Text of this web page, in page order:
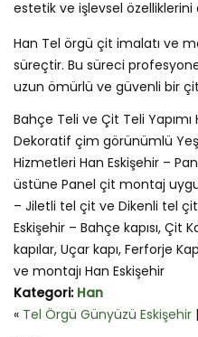
estetik ve işlevsel özelliklerini
Han Tel örgü çit imalatı ve
süreçtir. Bu süreci
uzun ömürlü ve güvenli bir
Bahçe Teli ve Çit Teli
Dekoratif çim görünümlü
Hizmetleri Han Eskişehir –
üstüne Panel çit montaj
– Jiletli tel çit ve Dikenli tel çit
Eskişehir – Bahçe kapısı, Çit
kapılar, Uçar kapı, Ferforje
ve montajı Han Eskişehir
Kategori: Han
« Tel Örgü Günyüzü Eskişehir